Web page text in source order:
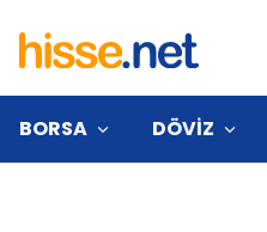
BORSA DÖVİZ